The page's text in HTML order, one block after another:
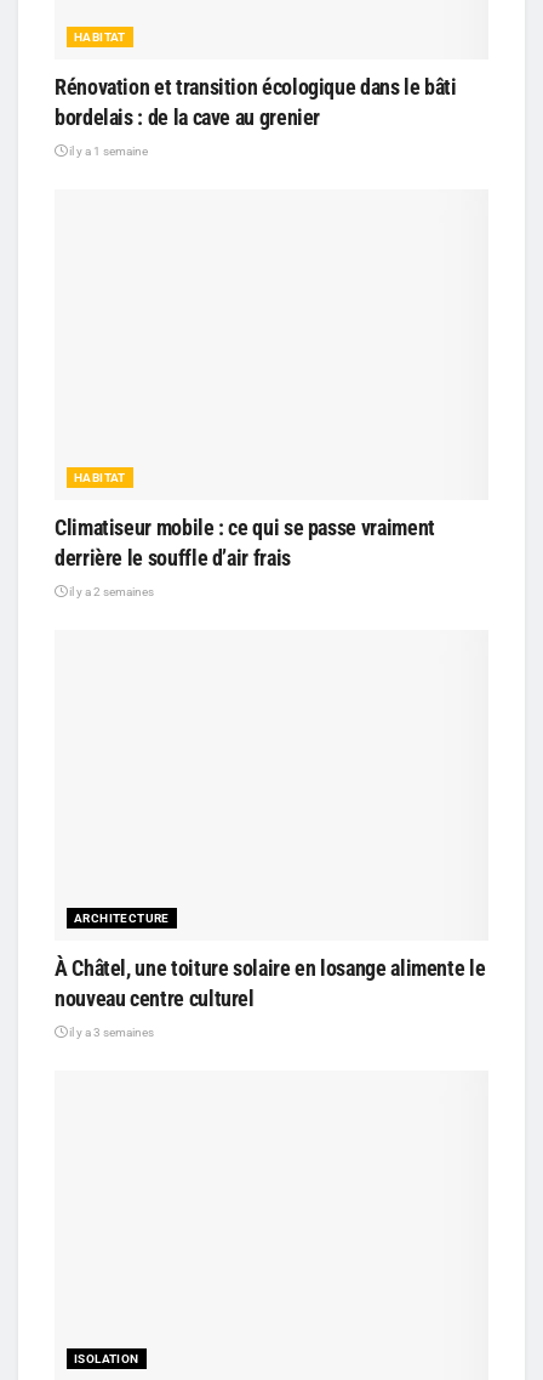
HABITAT
Rénovation et transition écologique dans le bâti
bordelais : de la cave au grenier
il y a 1 semaine
HABITAT
Climatiseur mobile : ce qui se passe vraiment
derrière le souffle d’air frais
il y a 2 semaines
ARCHITECTURE
À Châtel, une toiture solaire en losange alimente le
nouveau centre culturel
il y a 3 semaines
ISOLATION